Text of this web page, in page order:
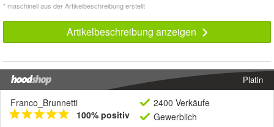
* maschinell aus der Artikelbeschreibung erstellt
Artikelbeschreibung anzeigen
Platin
Franco_Brunnetti
100% positiv
2400 Verkäufe
Gewerblich